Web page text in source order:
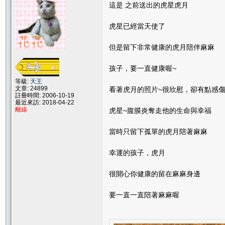
等級: 天王
文章: 24899
註冊時間: 2006-10-19
最近來訪: 2018-04-22
離線
這是 之前送出的虎星虎月
虎星已經當天使了
但是留下非常健康的虎月陪伴麻麻
孩子，要一直健康喔~
看著虎月的照片~很欣慰，卻有點感傷
虎星~腹膜炎奪走他的生命與幸福
當時只留下孤單的虎月陪著麻麻
幸運的孩子，虎月
很開心你健康的留在麻麻身邊
要一直一直陪著麻麻喔